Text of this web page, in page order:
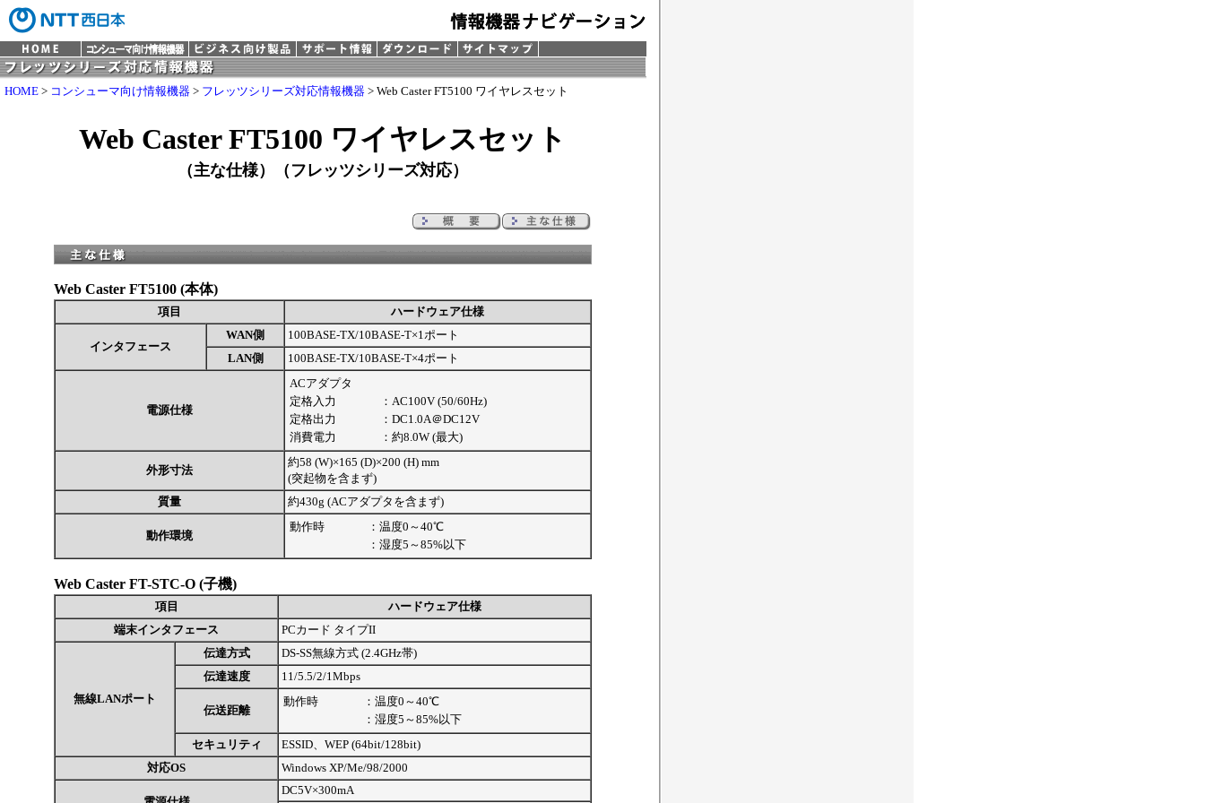
HOME > コンシューマ向け情報機器 > フレッツシリーズ対応情報機器 > Web Caster FT5100 ワイヤレスセット
Web Caster FT5100 ワイヤレスセット
（主な仕様）（フレッツシリーズ対応）
Web Caster FT5100 (本体)
項目 ハードウェア仕様
インタフェース
WAN側
100BASE-TX/10BASE-T×1ポート
LAN側
100BASE-TX/10BASE-T×4ポート
電源仕様
ACアダプタ
定格入力
：AC100V (50/60Hz)
定格出力
：DC1.0A＠DC12V
消費電力
：約8.0W (最大)
外形寸法
約58 (W)×165 (D)×200 (H) mm
(突起物を含まず)
質量
約430g (ACアダプタを含まず)
動作環境
動作時
：温度0～40℃
：湿度5～85%以下
Web Caster FT-STC-O (子機)
項目
ハードウェア仕様
端末インタフェース
PCカード タイプII
無線LANポート
伝達方式
DS-SS無線方式 (2.4GHz帯)
伝達速度
11/5.5/2/1Mbps
伝送距離
動作時
：温度0～40℃
：湿度5～85%以下
セキュリティ
ESSID、WEP (64bit/128bit)
対応OS
Windows XP/Me/98/2000
DC5V×300mA